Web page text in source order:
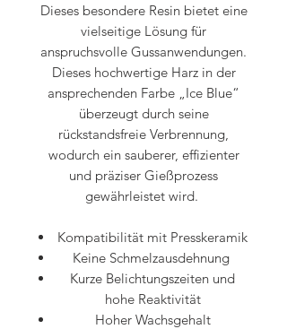
Dieses besondere Resin bietet eine
vielseitige Lösung für
anspruchsvolle Gussanwendungen.
Dieses hochwertige Harz in der
ansprechenden Farbe „Ice Blue“
überzeugt durch seine
rückstandsfreie Verbrennung,
wodurch ein sauberer, effizienter
und präziser Gießprozess
gewährleistet wird.
Kompatibilität mit Presskeramik
Keine Schmelzausdehnung
Kurze Belichtungszeiten und
hohe Reaktivität
Hoher Wachsgehalt